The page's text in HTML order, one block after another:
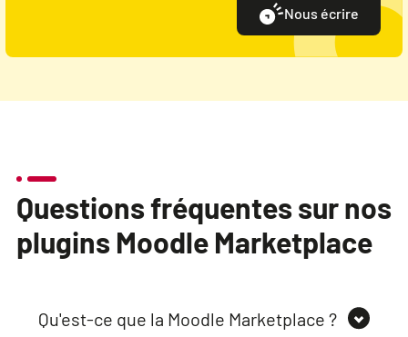
Nous écrire
Questions fréquentes sur nos
plugins Moodle Marketplace
Qu'est-ce que la Moodle Marketplace ?